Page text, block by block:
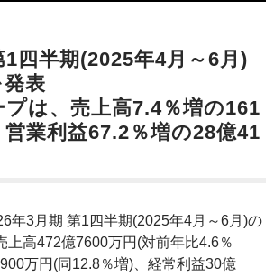
四半期(2025年4月～6月)
表
は、売上高7.4％増の161
業利益67.2％増の28億41
年3月期 第1四半期(2025年4月～6月)の
上高472億7600万円(対前年比4.6％
万円(同12.8％増)、経常利益30億